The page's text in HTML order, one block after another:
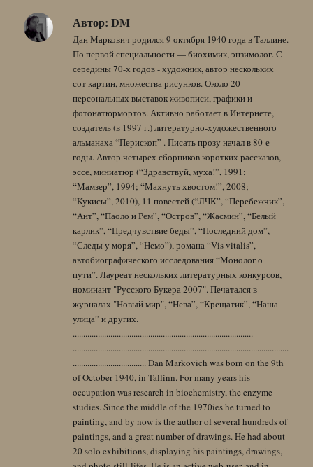
Автор: DM
Дан Маркович родился 9 октября 1940 года в Таллине.
По первой специальности — биохимик, энзимолог. С
середины 70-х годов - художник, автор нескольких
сот картин, множества рисунков. Около 20
персональных выставок живописи, графики и
фотонатюрмортов. Активно работает в Интернете,
создатель (в 1997 г.) литературно-художественного
альманаха “Перископ” . Писать прозу начал в 80-е
годы. Автор четырех сборников коротких рассказов,
эссе, миниатюр (“Здравствуй, муха!”, 1991;
“Мамзер”, 1994; “Махнуть хвостом!”, 2008;
“Кукисы”, 2010), 11 повестей (“ЛЧК”, “Перебежчик”,
“Ант”, “Паоло и Рем”, “Остров”, “Жасмин”, “Белый
карлик”, “Предчувствие беды”, “Последний дом”,
“Следы у моря”, “Немо”), романа “Vis vitalis”,
автобиографического исследования “Монолог о
пути”. Лауреат нескольких литературных конкурсов,
номинант "Русского Букера 2007". Печатался в
журналах "Новый мир", “Нева”, “Крещатик”, “Наша
улица” и других.
......................................................................................
.......................................................................................................
................................... Dan Markovich was born on the 9th
of October 1940, in Tallinn. For many years his
occupation was research in biochemistry, the enzyme
studies. Since the middle of the 1970ies he turned to
painting, and by now is the author of several hundreds of
paintings, and a great number of drawings. He had about
20 solo exhibitions, displaying his paintings, drawings,